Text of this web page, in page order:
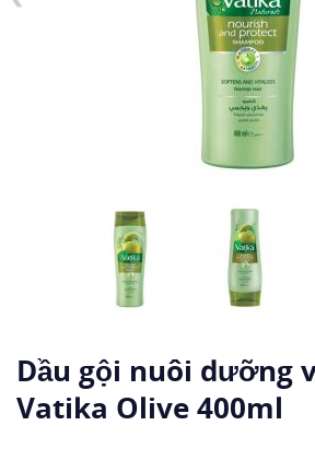
Dầu gội nuôi dưỡng
Vatika Olive 400ml